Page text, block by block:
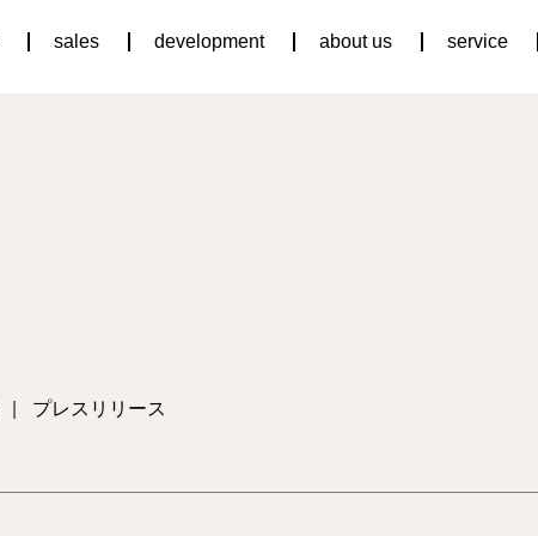
sales development about us service
プレスリリース